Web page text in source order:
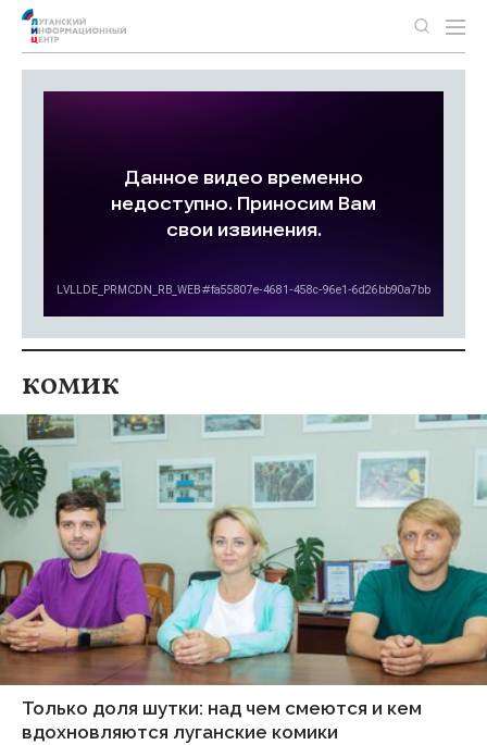
комик
Только доля шутки: над чем смеются и кем
вдохновляются луганские комики